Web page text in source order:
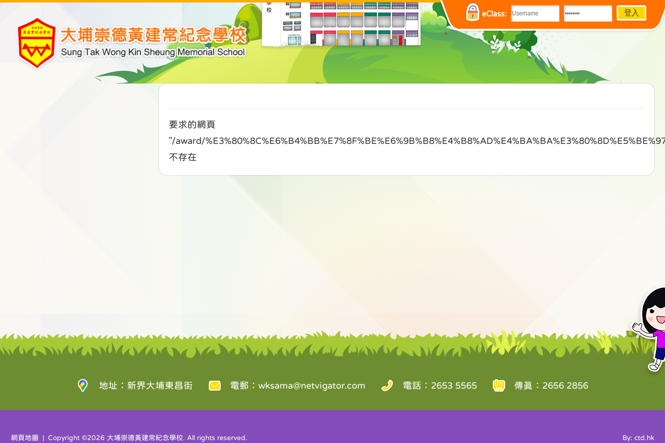
eClass:
要求的網頁
"/award/
不存在
地址：新界大埔東昌街 電郵： wksama@netvigator.com 電話：2653 5565 傳真：2656 2856
網頁地圖 | Copyright ©2026 大埔崇德黃建常紀念學校. All rights reserved. By: ctd.hk